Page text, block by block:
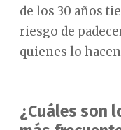
de los 30 años
riesgo de
quienes lo
¿Cuáles son